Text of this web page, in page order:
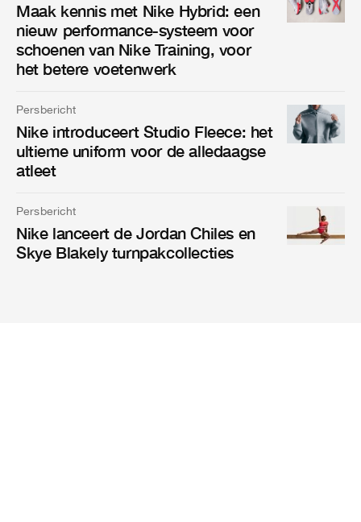
Maak kennis met Nike Hybrid: een
nieuw performance-systeem voor
schoenen van Nike Training, voor
het betere voetenwerk
Persbericht
Nike introduceert Studio Fleece: het
ultieme uniform voor de alledaagse
atleet
Persbericht
Nike lanceert de Jordan Chiles en
Skye Blakely turnpakcollecties